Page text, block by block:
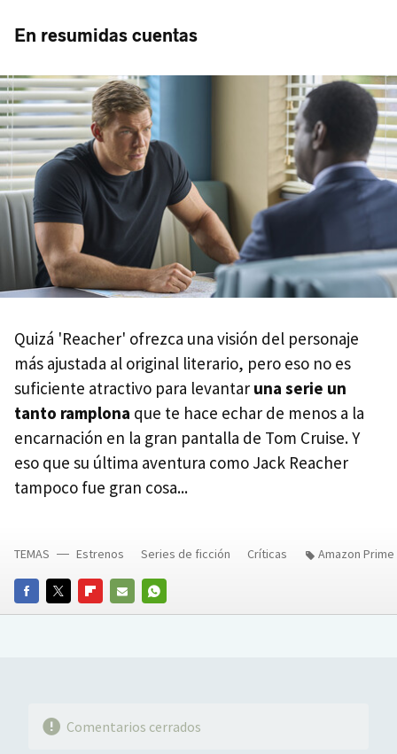
En resumidas cuentas
Quizá 'Reacher' ofrezca una visión del personaje
más ajustada al original literario, pero eso no es
suficiente atractivo para levantar una serie un
tanto ramplona que te hace echar de menos a la
encarnación en la gran pantalla de Tom Cruise. Y
eso que su última aventura como Jack Reacher
tampoco fue gran cosa...
FACEBOOKTWITTERFLIPBOARD
E-
WHATSAPP
TEMAS Estrenos Series de ficción Críticas Amazon
Comentarios cerrados